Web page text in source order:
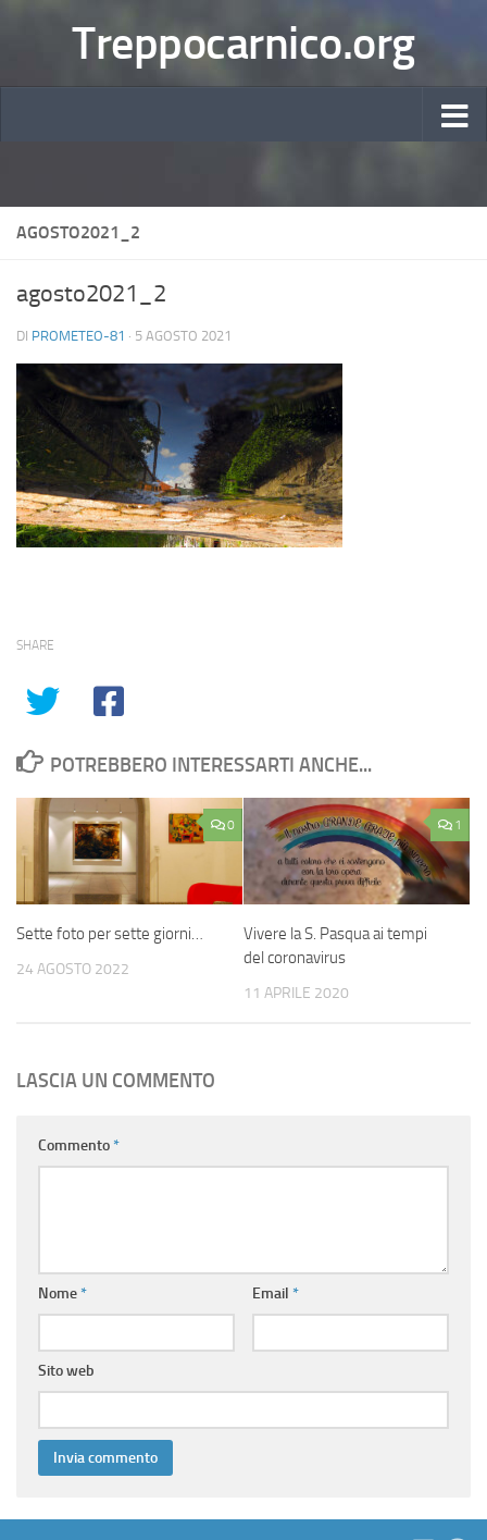
Treppocarnico.org
AGOSTO2021_2
agosto2021_2
DI PROMETEO-81 · 5 AGOSTO 2021
SHARE
POTREBBERO INTERESSARTI ANCHE...
0
Sette foto per sette giorni…
24 AGOSTO 2022
1
Vivere la S. Pasqua ai tempi
del coronavirus
11 APRILE 2020
LASCIA UN COMMENTO
Commento*
Nome* Email *
Sito web